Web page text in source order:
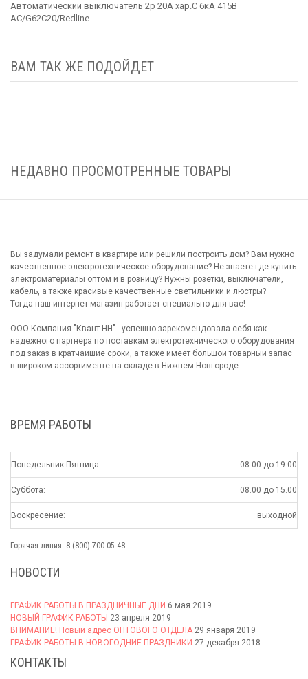
Автоматический выключатель 2р 20А хар.С 6кА 415В
АС/G62C20/Redline
ВАМ ТАК ЖЕ ПОДОЙДЕТ
НЕДАВНО ПРОСМОТРЕННЫЕ ТОВАРЫ
Вы задумали ремонт в квартире или решили построить дом? Вам нужно
качественное электротехническое оборудование? Не знаете где купить
электроматериалы оптом и в розницу? Нужны розетки, выключатели,
кабель, а также красивые качественные светильники и люстры?
Тогда наш интернет-магазин работает специально для вас!
ООО Компания "Квант-НН" - успешно зарекомендовала себя как
надежного партнера по поставкам электротехнического оборудования
под заказ в кратчайшие сроки, а также имеет большой товарный запас
в широком ассортименте на складе в Нижнем Новгороде.
ВРЕМЯ РАБОТЫ
Понедельник-Пятница: 08.00 до 19.00
Суббота: 08.00 до 15.00
Воскресение: выходной
Горячая линия: 8 (800) 700 05 48
НОВОСТИ
ГРАФИК РАБОТЫ В ПРАЗДНИЧНЫЕ ДНИ 6 мая 2019
НОВЫЙ ГРАФИК РАБОТЫ 23 апреля 2019
ВНИМАНИЕ! Новый адрес ОПТОВОГО ОТДЕЛА 29 января 2019
ГРАФИК РАБОТЫ В НОВОГОДНИЕ ПРАЗДНИКИ 27 декабря 2018
КОНТАКТЫ